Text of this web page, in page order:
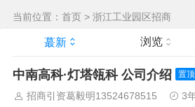
安
香河 大厂 永清 三河 霸州 ）
沈阳 济南 绵阳 石家庄
威海
烟台 青岛 珠三角： 广州 东莞
山
佛山 清远 福建： 福州 漳州 泉州
西亚
新加坡 墨西哥 荷兰 美国 地产
当前位置： 首页 > 浙江工业园区招商
蕞新 浏览
中南高科·灯塔瓴科 公司介绍 置顶
招商引资葛毅明13524678515 3